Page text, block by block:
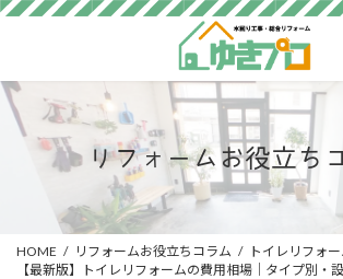
コ
ツ
へ
ナ
シ
ョ
リフォームお役立ち
HOME リフォームお役立ちコラム
トイレリフォー
【最新版】トイレリフォームの費用相場｜タイプ別・